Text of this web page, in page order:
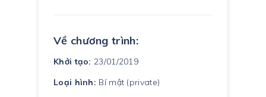
Về chương trình:
Khởi tạo: 23/01/2019
Loại hình: Bí mật (private)